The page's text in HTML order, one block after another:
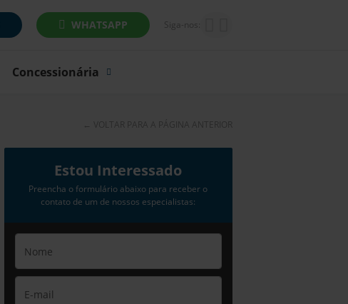
WHATSAPP Siga-nos:
Concessionária
← VOLTAR PARA A PÁGINA ANTERIOR
Estou Interessado
Preencha o formulário abaixo para receber o
contato de um de nossos especialistas: